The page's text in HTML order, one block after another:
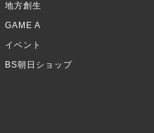
地方創生
GAME A
イベント
BS朝日ショップ